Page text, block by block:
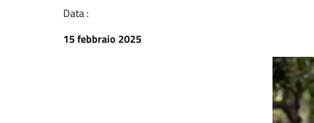
Data :
15 febbraio 2025